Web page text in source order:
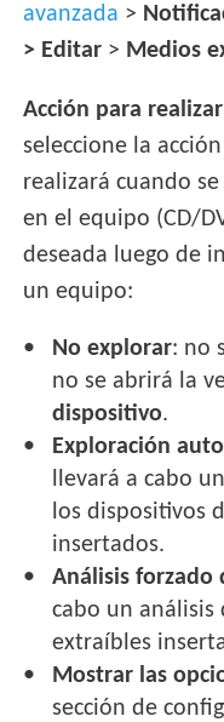
avanzada >
> Editar > Medios
Acción para
seleccione la
realizará cuando
en el equipo (CD/
deseada luego de
un equipo:
No explorar: no
no se abrirá la
dispositivo.
Exploración
llevará a cabo
los dispositivos
insertados.
Análisis forzado
cabo un análisis
extraíbles
Mostrar las
sección de